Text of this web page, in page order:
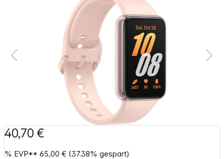
40,70 €
% EVP**65,00 € (37.38% gespart)